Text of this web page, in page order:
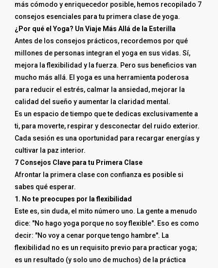
más cómodo y enriquecedor posible, hemos recopilado 7
consejos esenciales para tu primera clase de yoga.
¿Por qué el Yoga? Un Viaje Más Allá de la Esterilla
Antes de los consejos prácticos, recordemos por qué
millones de personas integran el yoga en sus vidas. Sí,
mejora la flexibilidad y la fuerza. Pero sus beneficios van
mucho más allá. El yoga es una herramienta poderosa
para reducir el estrés, calmar la ansiedad, mejorar la
calidad del sueño y aumentar la claridad mental.
Es un espacio de tiempo que te dedicas exclusivamente a
ti, para moverte, respirar y desconectar del ruido exterior.
Cada sesión es una oportunidad para recargar energías y
cultivar la paz interior.
7 Consejos Clave para tu Primera Clase
Afrontar la primera clase con confianza es posible si
sabes qué esperar.
1. No te preocupes por la flexibilidad
Este es, sin duda, el mito número uno. La gente a menudo
dice: "No hago yoga porque no soy flexible". Eso es como
decir: "No voy a cenar porque tengo hambre". La
flexibilidad no es un requisito previo para practicar yoga;
es un resultado (y solo uno de muchos) de la práctica